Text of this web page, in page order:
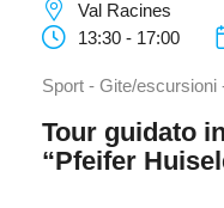
Val Racines
13:30 - 17:00
Sport - Gite/escursioni
Tour guidato
“Pfeifer